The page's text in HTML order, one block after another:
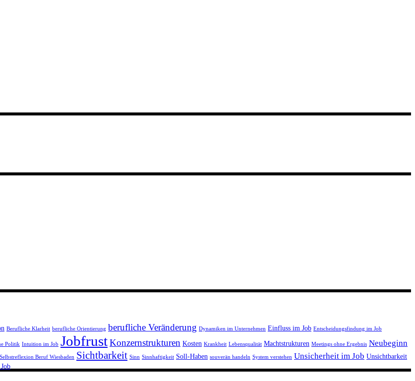
Berufliche Klarheit berufliche Orientierung berufliche Veränderung Dynamiken im Unternehmen Einfluss im Job Entscheidungsfindung im Job
Politik Intuition im Job JobfrustKonzernstrukturen Kosten Krankheit Lebensqualität Machtstrukturen Meetings ohne Ergebnis Neubeginn
Selbstreflexion Beruf Wiesbaden Sichtbarkeit Sinn Sinnhaftigkeit Soll-Haben souverän handeln System verstehen Unsicherheit im Job Unsichtbarkeit